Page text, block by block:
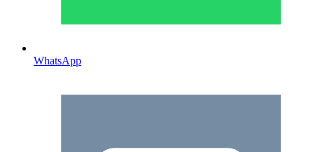
WhatsApp